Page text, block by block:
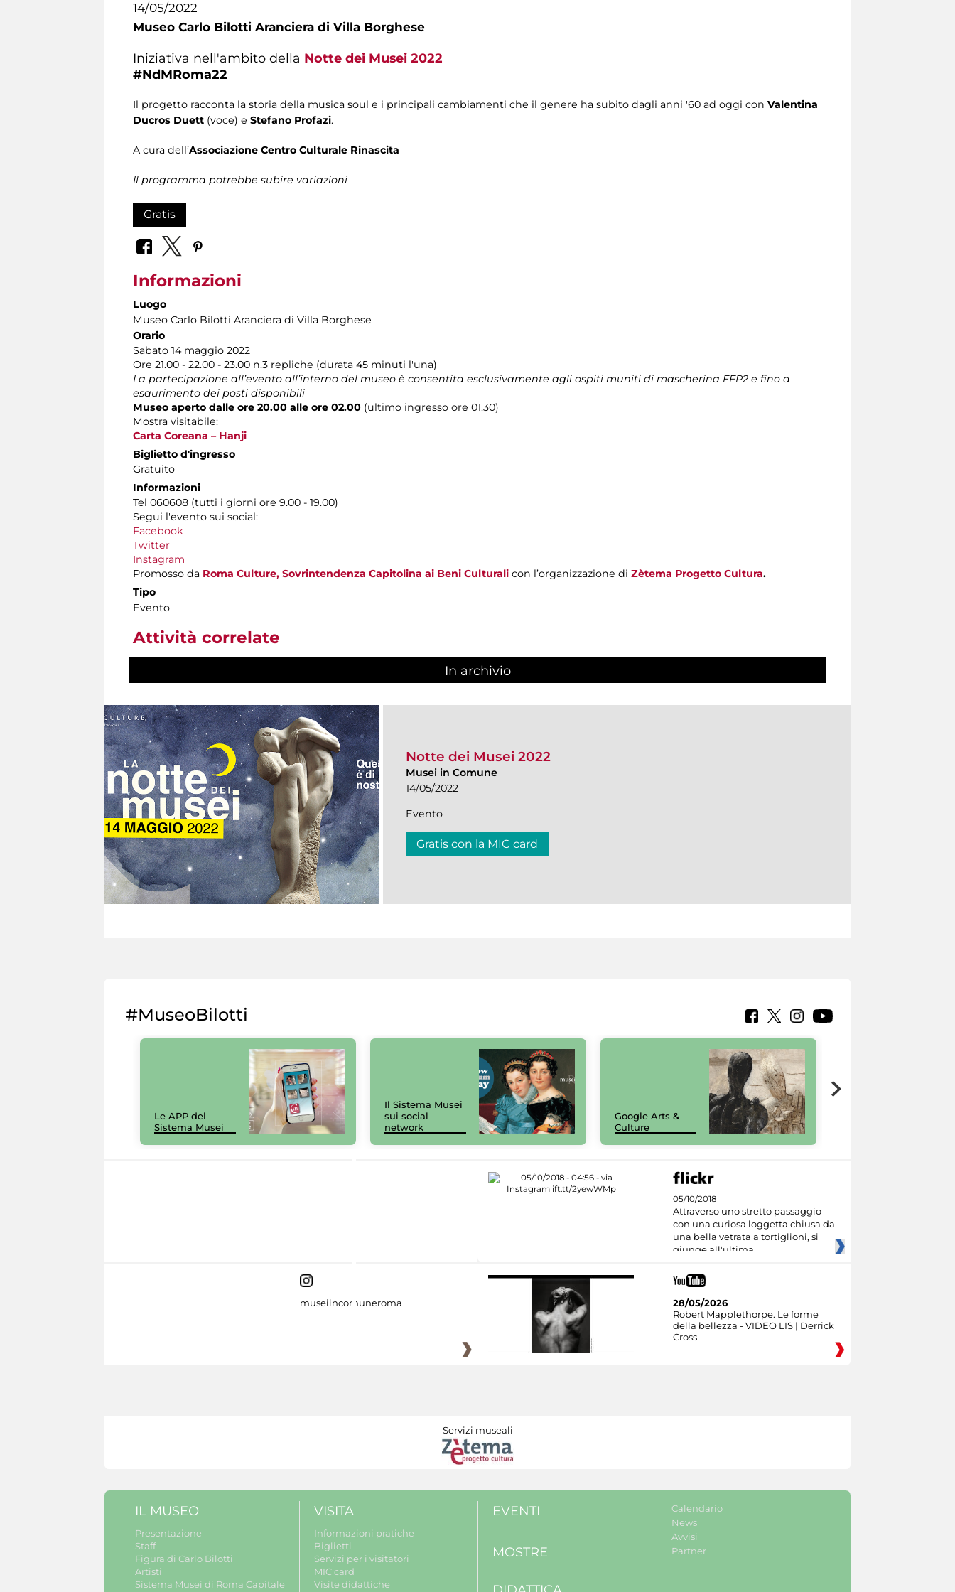
14/05/2022
Museo Carlo Bilotti Aranciera di Villa Borghese
Iniziativa nell'ambito della Notte dei Musei 2022
#NdMRoma22
Il progetto racconta la storia della musica soul e i principali cambiamenti che il genere ha subito dagli anni '60 ad oggi con Valentina
Ducros Duett (voce) e Stefano Profazi.
A cura dell’Associazione Centro Culturale Rinascita
Il programma potrebbe subire variazioni
Gratis
Informazioni
Luogo
Museo Carlo Bilotti Aranciera di Villa Borghese
Orario
Sabato 14 maggio 2022
Ore 21.00 - 22.00 - 23.00 n.3 repliche (durata 45 minuti l'una)
La partecipazione all’evento all’interno del museo è consentita esclusivamente agli ospiti muniti di mascherina FFP2 e fino a
esaurimento dei posti disponibili
Museo aperto dalle ore 20.00 alle ore 02.00 (ultimo ingresso ore 01.30)
Mostra visitabile:
Carta Coreana – Hanji
Biglietto d'ingresso
Gratuito
Informazioni
Tel 060608 (tutti i giorni ore 9.00 - 19.00)
Segui l'evento sui social:
Facebook
Twitter
Instagram
Promosso da Roma Culture, Sovrintendenza Capitolina ai Beni Culturali con l’organizzazione di Zètema Progetto Cultura.
Tipo
Evento
Attività correlate
In archivio
Notte dei Musei 2022
Musei in Comune
14/05/2022
Evento
Gratis con la MIC card
#MuseoBilotti
Le APP del
Sistema Musei
Il Sistema Musei
sui social
network
Google Arts &
Culture
05/10/2018
Attraverso uno stretto passaggio
con una curiosa loggetta chiusa da
una bella vetrata a tortiglioni, si
giunge all'ultima
museiincomuneroma
28/05/2026
Robert Mapplethorpe. Le forme
della bellezza - VIDEO LIS | Derrick
Cross
Servizi museali
IL MUSEO
Presentazione
Staff
Figura di Carlo Bilotti
Artisti
Sistema Musei di Roma Capitale
VISITA
Informazioni pratiche
Biglietti
Servizi per i visitatori
MIC card
Visite didattiche
EVENTI
MOSTRE
Calendario
News
Avvisi
Partner